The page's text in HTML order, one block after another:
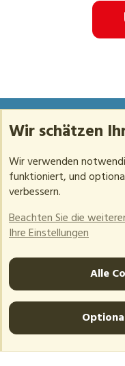
Mail:
Mo – Do: 09:00 –
Fr, Sa & So:
Inhaltsverzeichnis
Barrierefreiheit
Datenschutz
Kündigung
Community platform
Ltd.-Deutsch von
Wir schätzen
Wir verwenden
funktioniert, und
verbessern.
Beachten Sie die
Ihre Einstellungen
Alle